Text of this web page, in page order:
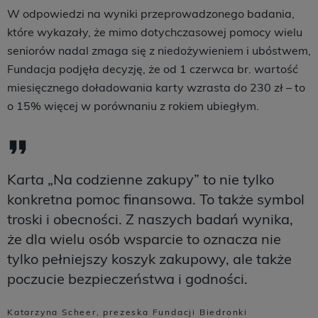
W odpowiedzi na wyniki przeprowadzonego badania,
które wykazały, że mimo dotychczasowej pomocy wielu
seniorów nadal zmaga się z niedożywieniem i ubóstwem,
Fundacja podjęła decyzję, że od 1 czerwca br. wartość
miesięcznego doładowania karty wzrasta do 230 zł – to
o 15% więcej w porównaniu z rokiem ubiegłym.
Karta „Na codzienne zakupy” to nie tylko
konkretna pomoc finansowa. To także symbol
troski i obecności. Z naszych badań wynika,
że dla wielu osób wsparcie to oznacza nie
tylko pełniejszy koszyk zakupowy, ale także
poczucie bezpieczeństwa i godności.
Katarzyna Scheer, prezeska Fundacji Biedronki